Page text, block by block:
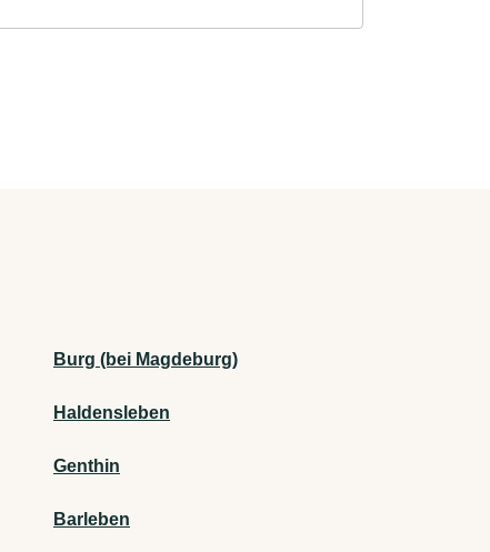
Burg (bei Magdeburg)
Haldensleben
Genthin
Barleben